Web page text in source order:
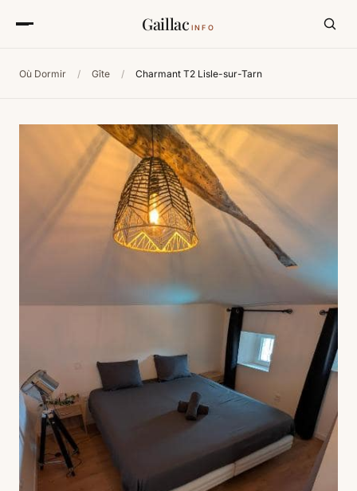
Gaillac INFO
Où Dormir / Gîte / Charmant T2 Lisle-sur-Tarn